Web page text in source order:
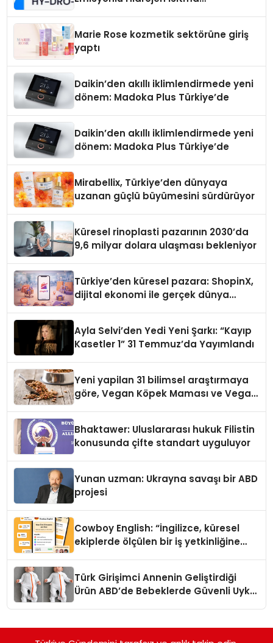
Marie Rose kozmetik sektörüne giriş
yaptı
Daikin’den akıllı iklimlendirmede yeni
dönem: Madoka Plus Türkiye’de
Daikin’den akıllı iklimlendirmede yeni
dönem: Madoka Plus Türkiye’de
Mirabellix, Türkiye’den dünyaya
uzanan güçlü büyümesini sürdürüyor
Küresel rinoplasti pazarının 2030’da
9,6 milyar dolara ulaşması bekleniyor
Türkiye’den küresel pazara: ShopinX,
dijital ekonomi ile gerçek dünya
Ayla Selvi’den Yedi Yeni Şarkı: “Kayıp
Kasetler 1” 31 Temmuz’da Yayımlandı
Yeni yapilan 31 bilimsel araştırmaya
göre, Vegan Köpek Maması ve Vegan
Bhaktawer: Uluslararası hukuk Filistin
konusunda çifte standart uyguluyor
Yunan uzman: Ukrayna savaşı bir ABD
projesi
Cowboy English: “İngilizce, küresel
ekiplerde ölçülen bir iş yetkinliğine
Türk Girişimci Annenin Geliştirdiği
Ürün ABD’de Bebeklerde Güvenli Uyku